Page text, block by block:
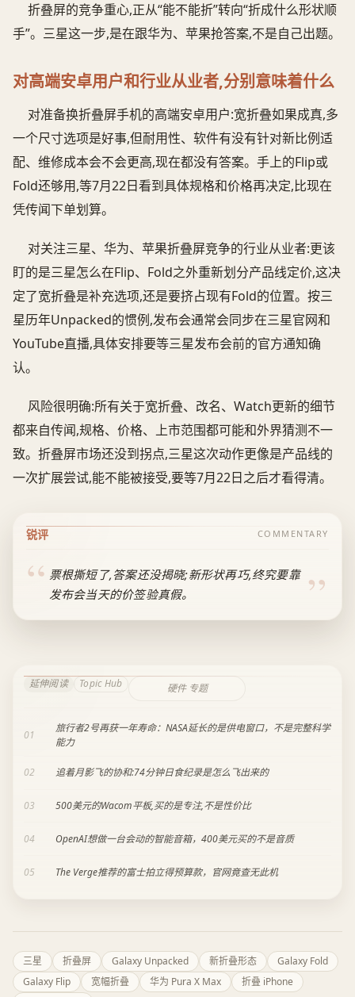
折叠屏的竞争重心,正从“能不能折”转向“折成什么形状顺
手”。三星这一步,是在跟华为、苹果抢答案,不是自己出题。
对高端安卓用户和行业从业者,分别意味着什么
对准备换折叠屏手机的高端安卓用户:宽折叠如果成真,多
一个尺寸选项是好事,但耐用性、软件有没有针对新比例适
配、维修成本会不会更高,现在都没有答案。手上的Flip或
Fold还够用,等7月22日看到具体规格和价格再决定,比现在
凭传闻下单划算。
对关注三星、华为、苹果折叠屏竞争的行业从业者:更该
盯的是三星怎么在Flip、Fold之外重新划分产品线定价,这决
定了宽折叠是补充选项,还是要挤占现有Fold的位置。按三
星历年Unpacked的惯例,发布会通常会同步在三星官网和
YouTube直播,具体安排要等三星发布会前的官方通知确
认。
风险很明确:所有关于宽折叠、改名、Watch更新的细节
都来自传闻,规格、价格、上市范围都可能和外界猜测不一
致。折叠屏市场还没到拐点,三星这次动作更像是产品线的
一次扩展尝试,能不能被接受,要等7月22日之后才看得清。
锐评 COMMENTARY
票根撕短了,答案还没揭晓;新形状再巧,终究要靠
发布会当天的价签验真假。
延伸阅读 Topic Hub 硬件 专题
01
旅行者2号再获一年寿命：NASA延长的是供电窗口，不是完整科学
能力
02 追着月影飞的协和:74分钟日食纪录是怎么飞出来的
03 500美元的Wacom平板,买的是专注,不是性价比
04 OpenAI想做一台会动的智能音箱，400美元买的不是音质
05 The Verge推荐的富士拍立得预算款，官网竟查无此机
三星 折叠屏 Galaxy Unpacked 新折叠形态
Galaxy Fold
Galaxy Flip
宽幅折叠 华为 Pura X Max
折叠 iPhone